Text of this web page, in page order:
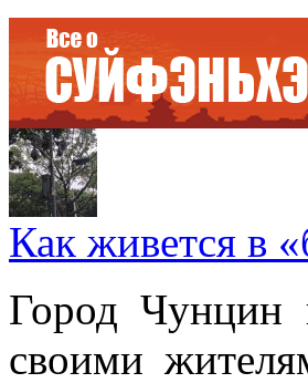
Как живется в
Город Чунцин
своими